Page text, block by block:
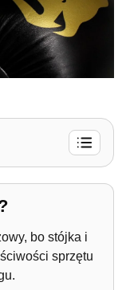
bo stójka i
sprzętu